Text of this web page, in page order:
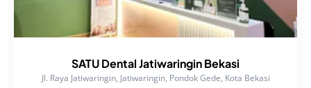
SATU Dental Jatiwaringin Bekasi
Jl. Raya Jatiwaringin, Jatiwaringin, Pondok Gede, Kota Bekasi